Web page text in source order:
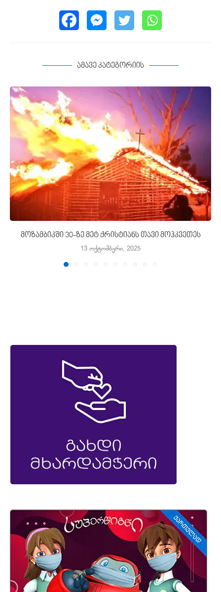
ამავე კატეგორიის
მოზამბიკში 30-ზე მეტ ქრისტიანს თავი მოჰკვეთეს
13 ოქტომბერი, 2025